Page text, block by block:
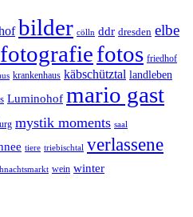
bilder cölln ddr dresden elbe
fotografiefotos friedhof
krankenhaus käbschütztal landleben
Luminohof mario gast
mystik moments saal
tiere triebischtal verlassene
wein winter